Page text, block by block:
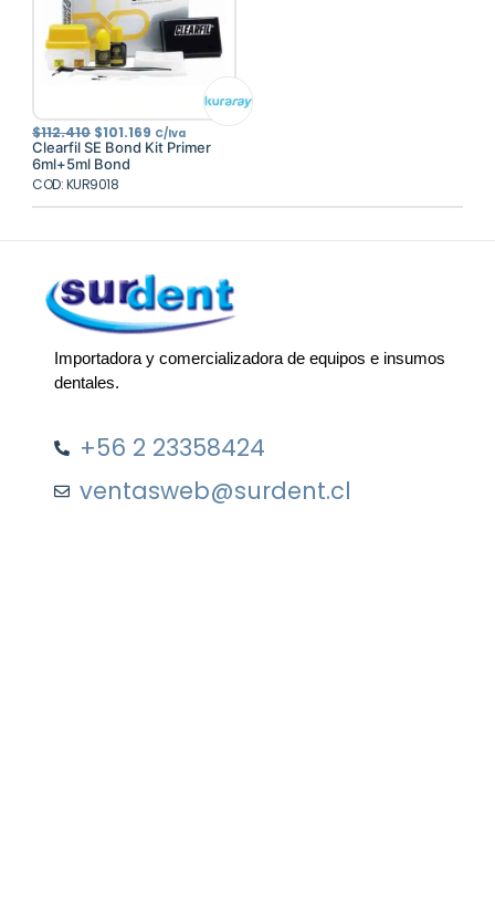
$112.410 El
precio
original
era:
$112.410.
$101.169 El
precio
actual
C/Iva
Clearfil SE Bond Kit Primer
6ml+5ml Bond
COD: KUR9018
Importadora y comercializadora de equipos e insumos
dentales.
+56 2 23358424
ventasweb@surdent.cl